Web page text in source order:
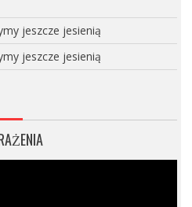
jeszcze jesienią
jeszcze jesienią